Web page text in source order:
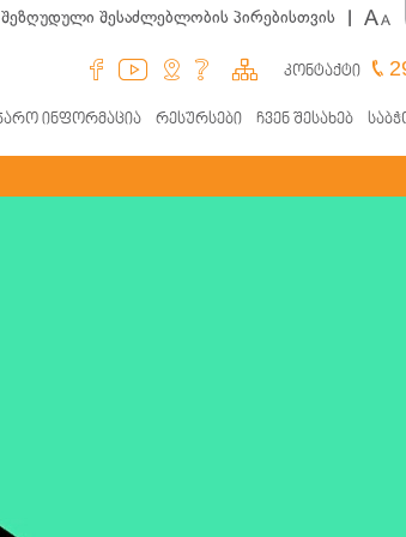
შეზღუდული შესაძლებლობის პირებისთვის | AA
კონტაქტი
ინფორმაცია რესურსები ჩვენ შესახებ